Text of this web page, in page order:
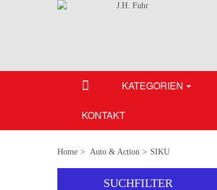
KATEGORIEN
KONTAKT
Home > Auto & Action > SIKU
SUCHFILTER